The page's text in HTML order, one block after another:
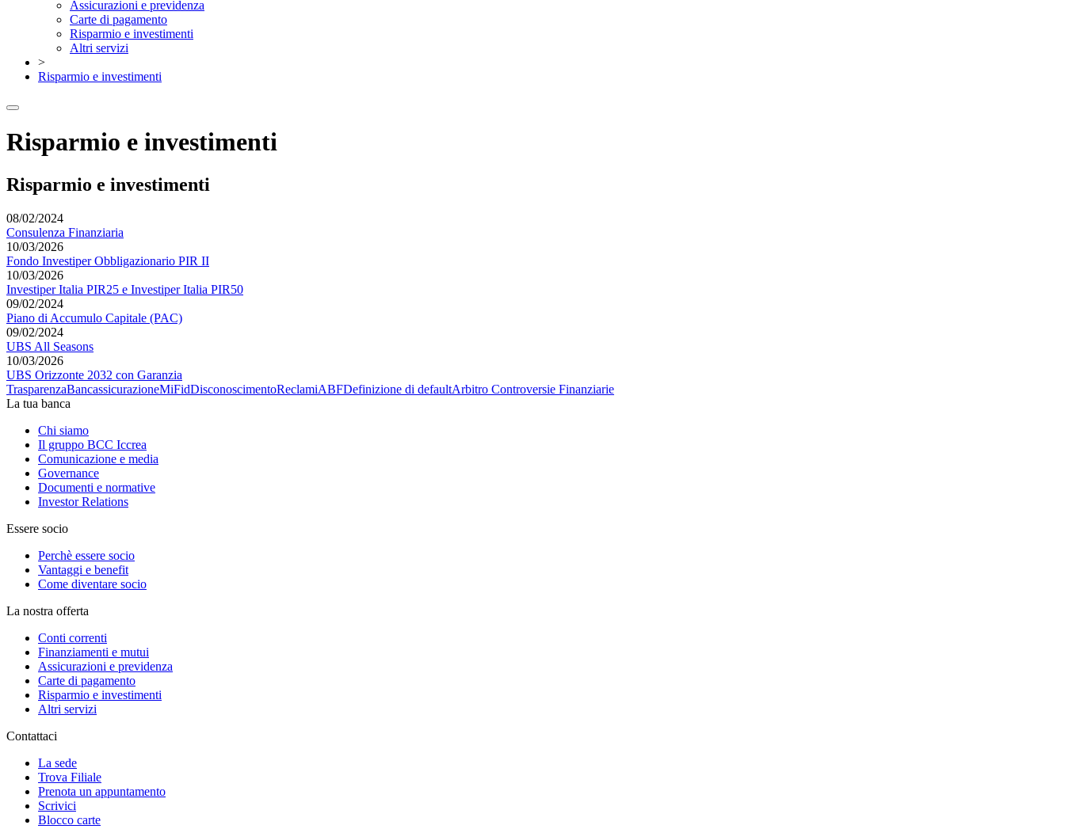
Assicurazioni e previdenza
Carte di pagamento
Risparmio e investimenti
Altri servizi
>
Risparmio e investimenti
Risparmio e investimenti
Risparmio e investimenti
08/02/2024
Consulenza Finanziaria
10/03/2026
Fondo Investiper Obbligazionario PIR II
10/03/2026
Investiper Italia PIR25 e Investiper Italia PIR50
09/02/2024
Piano di Accumulo Capitale (PAC)
09/02/2024
UBS All Seasons
10/03/2026
UBS Orizzonte 2032 con Garanzia
TrasparenzaBancassicurazioneMiFidDisconoscimentoReclamiABFDefinizione di defaultArbitro Controversie Finanziarie
La tua banca
Chi siamo
Il gruppo BCC Iccrea
Comunicazione e media
Governance
Documenti e normative
Investor Relations
Essere socio
Perchè essere socio
Vantaggi e benefit
Come diventare socio
La nostra offerta
Conti correnti
Finanziamenti e mutui
Assicurazioni e previdenza
Carte di pagamento
Risparmio e investimenti
Altri servizi
Contattaci
La sede
Trova Filiale
Prenota un appuntamento
Scrivici
Blocco carte